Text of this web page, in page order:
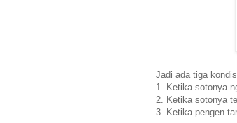
Jadi ada tiga
1. Ketika sotonya
2. Ketika sotonya
3. Ketika pengen